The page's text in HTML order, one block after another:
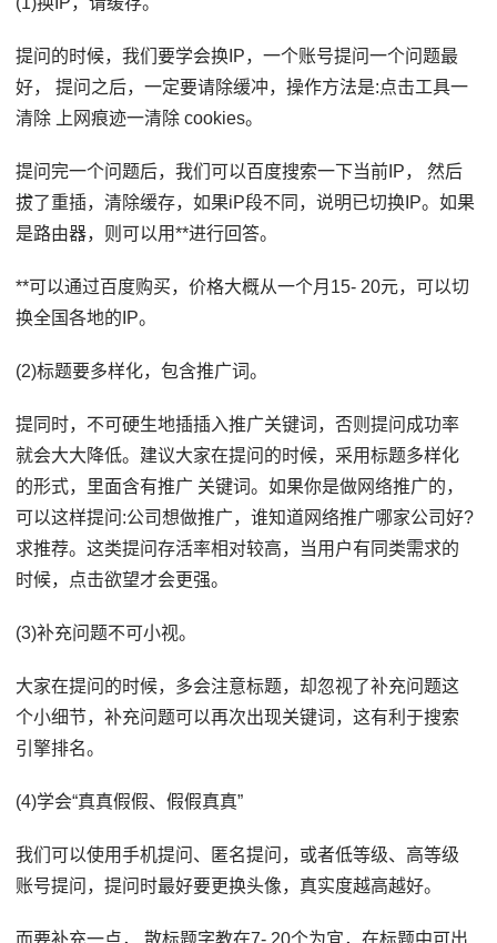
提问的时候，我们要学会换IP，一个账号提问一个问题最
好， 提问之后，一定要请除缓冲，操作方法是:点击工具一
清除 上网痕迹一清除 cookies。
提问完一个问题后，我们可以百度搜索一下当前IP， 然后
拔了重插，清除缓存，如果iP段不同，说明已切换IP。如果
是路由器，则可以用**进行回答。
**可以通过百度购买，价格大概从一个月15- 20元，可以切
换全国各地的IP。
(2)标题要多样化，包含推广词。
提同时，不可硬生地插插入推广关键词，否则提问成功率
就会大大降低。建议大家在提问的时候，采用标题多样化
的形式，里面含有推广 关键词。如果你是做网络推广的，
可以这样提问:公司想做推广，谁知道网络推广哪家公司好?
求推荐。这类提问存活率相对较高，当用户有同类需求的
时候，点击欲望才会更强。
(3)补充问题不可小视。
大家在提问的时候，多会注意标题，却忽视了补充问题这
个小细节，补充问题可以再次出现关键词，这有利于搜索
引擎排名。
(4)学会“真真假假、假假真真”
我们可以使用手机提问、匿名提问，或者低等级、高等级
账号提问，提问时最好要更换头像，真实度越高越好。